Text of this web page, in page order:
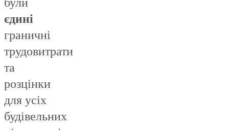
були
єдині
граничні
трудовитрати
та
розцінки
для усіх
будівельних